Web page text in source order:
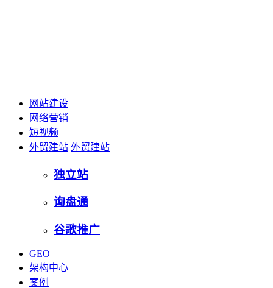
网站建设
网络营销
短视频
外贸建站 外贸建站
独立站
询盘通
谷歌推广
GEO
架构中心
案例